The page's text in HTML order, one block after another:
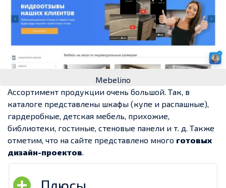
Mebelino
Ассортимент продукции очень большой. Так, в
каталоге представлены шкафы (купе и распашные),
гардеробные, детская мебель, прихожие,
библиотеки, гостиные, стеновые панели и т. д. Также
отметим, что на сайте представлено много готовых
дизайн-проектов